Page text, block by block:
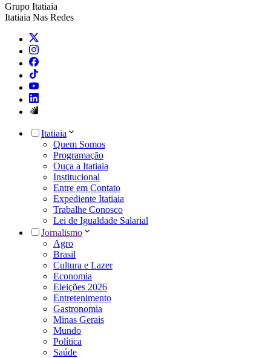
Grupo Itatiaia
Itatiaia Nas Redes
Itatiaia
Quem Somos
Programação
Ouça a Itatiaia
Institucional
Entre em Contato
Expediente Itatiaia
Trabalhe Conosco
Lei de Igualdade Salarial
Jornalismo
Agro
Brasil
Cultura e Lazer
Economia
Eleições 2026
Entretenimento
Gastronomia
Minas Gerais
Mundo
Política
Saúde